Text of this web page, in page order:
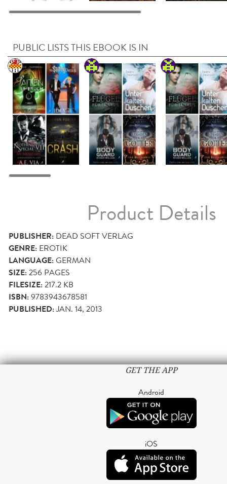
PUBLIC LISTS THIS EBOOK IS IN
Product Details
PUBLISHER: DEAD SOFT VERLAG
GENRE: EROTIK
LANGUAGE:GERMAN
SIZE:256 PAGES
FILESIZE:217.2 KB
ISBN:9783943678581
PUBLISHED:JAN. 14, 2013
GET THE APP
Android
iOS